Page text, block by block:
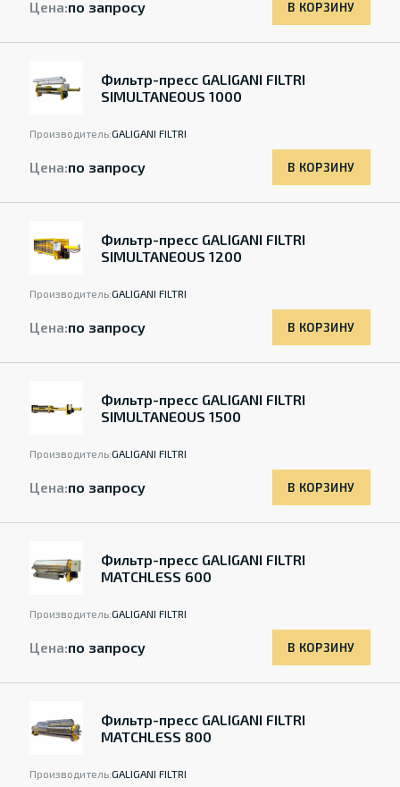
Цена:по запросу В КОРЗИНУ
Фильтр-пресс GALIGANI FILTRI
SIMULTANEOUS 1000
Производитель:GALIGANI FILTRI
Цена:по запросу В КОРЗИНУ
Фильтр-пресс GALIGANI FILTRI
SIMULTANEOUS 1200
Производитель:GALIGANI FILTRI
Цена:по запросу В КОРЗИНУ
Фильтр-пресс GALIGANI FILTRI
SIMULTANEOUS 1500
Производитель:GALIGANI FILTRI
Цена:по запросу В КОРЗИНУ
Фильтр-пресс GALIGANI FILTRI
MATCHLESS 600
Производитель:GALIGANI FILTRI
Цена:по запросу В КОРЗИНУ
Фильтр-пресс GALIGANI FILTRI
MATCHLESS 800
Производитель:GALIGANI FILTRI